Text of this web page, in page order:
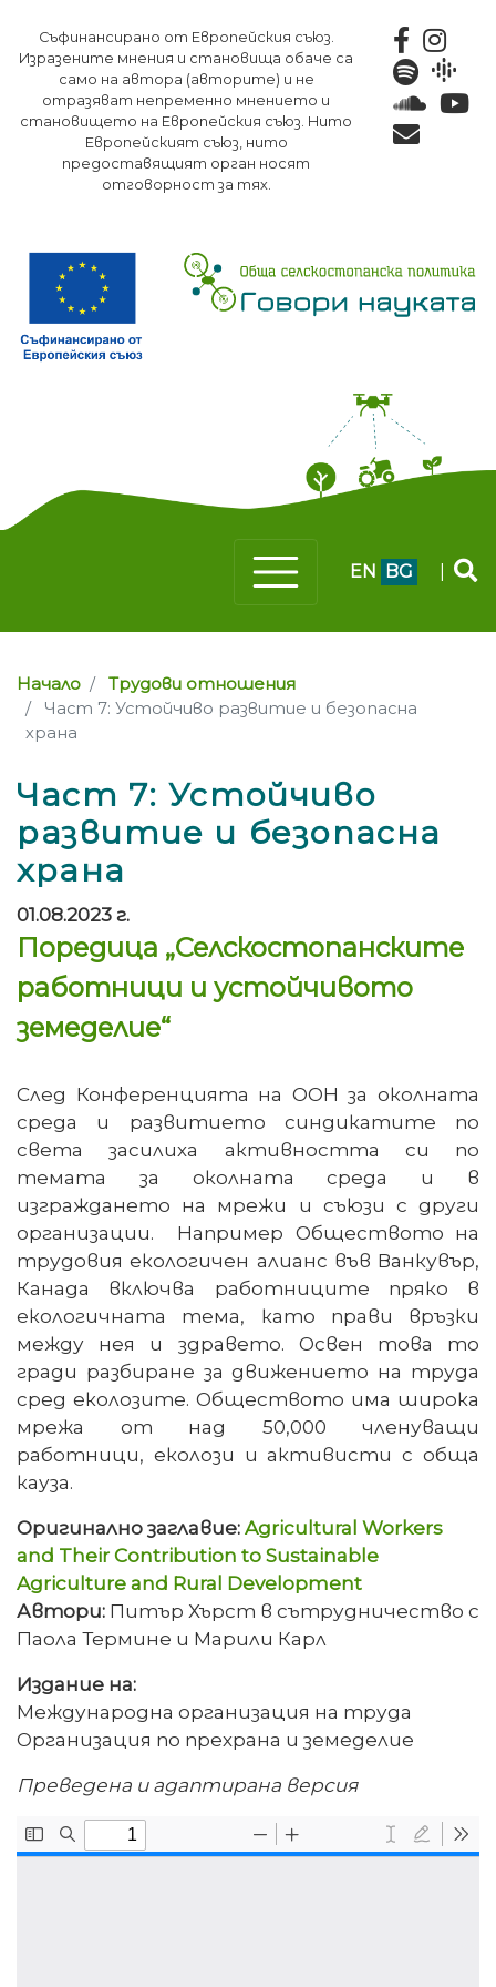
към
основното
съдържание
Съфинансирано от Европейския съюз.
Изразените мнения и становища обаче са
само на автора (авторите) и не
отразяват непременно мнението и
становището на Европейския съюз. Нито
Европейският съюз, нито
предоставящият орган носят
отговорност за тях.
EN BG
Начало
Трудови отношения
Част 7: Устойчиво развитие и безопасна
храна
Част 7: Устойчиво
развитие и безопасна
храна
01.08.2023 г.
Поредица „Селскостопанските
работници и устойчивото
земеделие“
След Конференцията на ООН за околната
среда и развитието синдикатите по
света засилиха активността си по
темата за околната среда и в
изграждането на мрежи и съюзи с други
организации. Например Обществото на
трудовия екологичен алианс във Ванкувър,
Канада включва работниците пряко в
екологичната тема, като прави връзки
между нея и здравето. Освен това то
гради разбиране за движението на труда
сред еколозите. Обществото има широка
мрежа от над 50,000 членуващи
работници, еколози и активисти с обща
кауза.
Оригинално заглавие:Agricultural Workers
and Their Contribution to Sustainable
Agriculture and Rural Development
Автори: Питър Хърст в сътрудничество с
Паола Термине и Марили Карл
Издание на:
Международна организация на труда
Организация по прехрана и земеделие
Преведена и адаптирана версия